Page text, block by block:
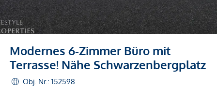
Modernes 6-Zimmer Büro mit
Terrasse! Nähe Schwarzenbergplatz
Obj. Nr.: 152598